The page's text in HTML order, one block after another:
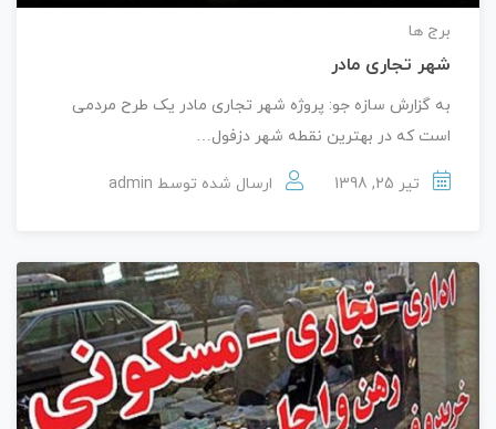
برج ها
شهر تجاری مادر
به گزارش سازه جو: پروژه شهر تجاری مادر یک طرح مردمی
است که در بهترین نقطه شهر دزفول…
تیر 25, 1398 ارسال شده توسط admin